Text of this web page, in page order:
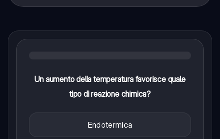
Un aumento della temperatura favorisce quale
tipo di reazione chimica?
Endotermica